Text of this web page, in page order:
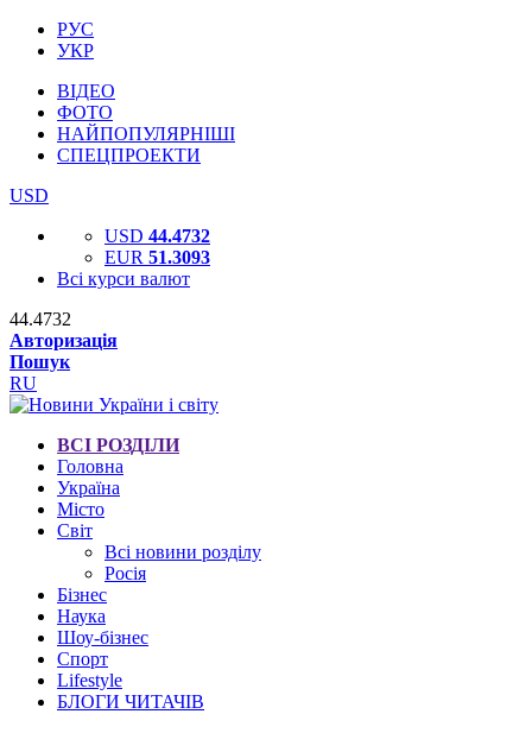
РУС
УКР
ВІДЕО
ФОТО
НАЙПОПУЛЯРНІШІ
СПЕЦПРОЕКТИ
USD
USD 44.4732
EUR 51.3093
Всі курси валют
44.4732
Авторизація
Пошук
RU
ВСІ РОЗДІЛИ
Головна
Україна
Місто
Світ
Всі новини розділу
Росія
Бізнес
Наука
Шоу-бізнес
Спорт
Lifestyle
БЛОГИ ЧИТАЧІВ